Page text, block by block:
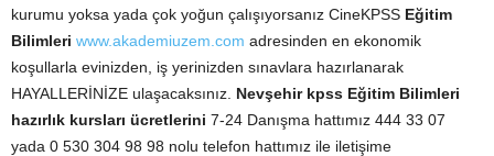
kurumu yoksa yada çok yoğun çalışıyorsanız CineKPSS Eğitim
Bilimleri www.akademiuzem.com adresinden en ekonomik
koşullarla evinizden, iş yerinizden sınavlara hazırlanarak
HAYALLERİNİZE ulaşacaksınız. Nevşehir kpss Eğitim Bilimleri
hazırlık kursları ücretlerini 7-24 Danışma hattımız 444 33 07
yada 0 530 304 98 98 nolu telefon hattımız ile iletişime